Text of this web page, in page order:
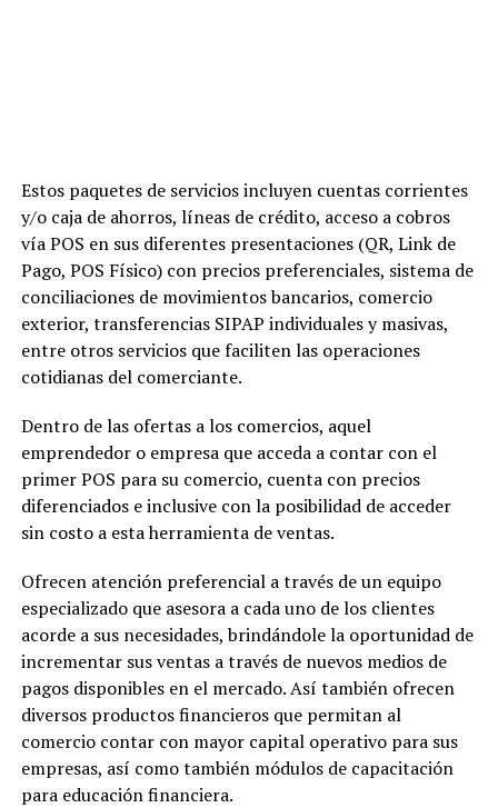
Estos paquetes de servicios incluyen cuentas corrientes
y/o caja de ahorros, líneas de crédito, acceso a cobros
vía POS en sus diferentes presentaciones (QR, Link de
Pago, POS Físico) con precios preferenciales, sistema de
conciliaciones de movimientos bancarios, comercio
exterior, transferencias SIPAP individuales y masivas,
entre otros servicios que faciliten las operaciones
cotidianas del comerciante.
Dentro de las ofertas a los comercios, aquel
emprendedor o empresa que acceda a contar con el
primer POS para su comercio, cuenta con precios
diferenciados e inclusive con la posibilidad de acceder
sin costo a esta herramienta de ventas.
Ofrecen atención preferencial a través de un equipo
especializado que asesora a cada uno de los clientes
acorde a sus necesidades, brindándole la oportunidad de
incrementar sus ventas a través de nuevos medios de
pagos disponibles en el mercado. Así también ofrecen
diversos productos financieros que permitan al
comercio contar con mayor capital operativo para sus
empresas, así como también módulos de capacitación
para educación financiera.